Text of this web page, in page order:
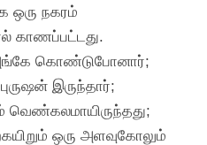
ஒரு நகரம்
காணப்பட்டது.
கொண்டுபோனார்;
இருந்தார்;
ஒரு அளவுகோலும்